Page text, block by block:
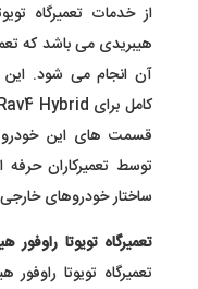
از خدمات تعمیرگاه
آن انجام می شود. این
قسمت های این خودرو
توسط تعمیرکاران حرفه
ساختار خودروهای
تعمیرگاه تویوتا راوفور
تعمیرگاه تویوتا